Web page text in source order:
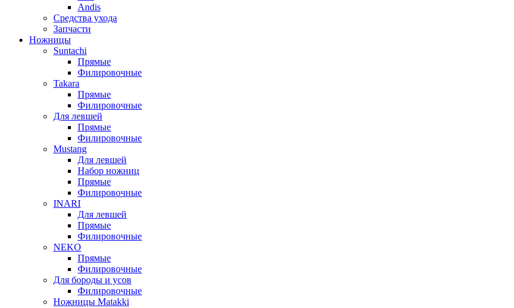
Andis
Средства ухода
Запчасти
Ножницы
Suntachi
Прямые
Филировочные
Takara
Прямые
Филировочные
Для левшей
Прямые
Филировочные
Mustang
Для левшей
Набор ножниц
Прямые
Филировочные
INARI
Для левшей
Прямые
Филировочные
NEKO
Прямые
Филировочные
Для бороды и усов
Филировочные
Ножницы Matakki